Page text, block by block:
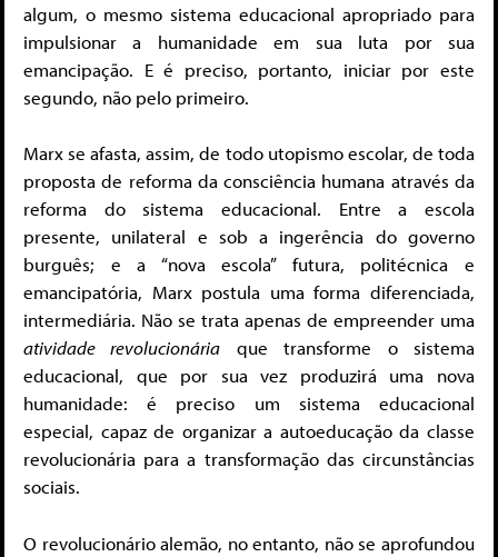
algum, o mesmo sistema educacional apropriado para
impulsionar a humanidade em sua luta por sua
emancipação. E é preciso, portanto, iniciar por este
segundo, não pelo primeiro.
Marx se afasta, assim, de todo utopismo escolar, de toda
proposta de reforma da consciência humana através da
reforma do sistema educacional. Entre a escola
presente, unilateral e sob a ingerência do governo
burguês; e a “nova escola” futura, politécnica e
emancipatória, Marx postula uma forma diferenciada,
intermediária. Não se trata apenas de empreender uma
atividade revolucionária que transforme o sistema
educacional, que por sua vez produzirá uma nova
humanidade: é preciso um sistema educacional
especial, capaz de organizar a autoeducação da classe
revolucionária para a transformação das circunstâncias
sociais.
O revolucionário alemão, no entanto, não se aprofundou